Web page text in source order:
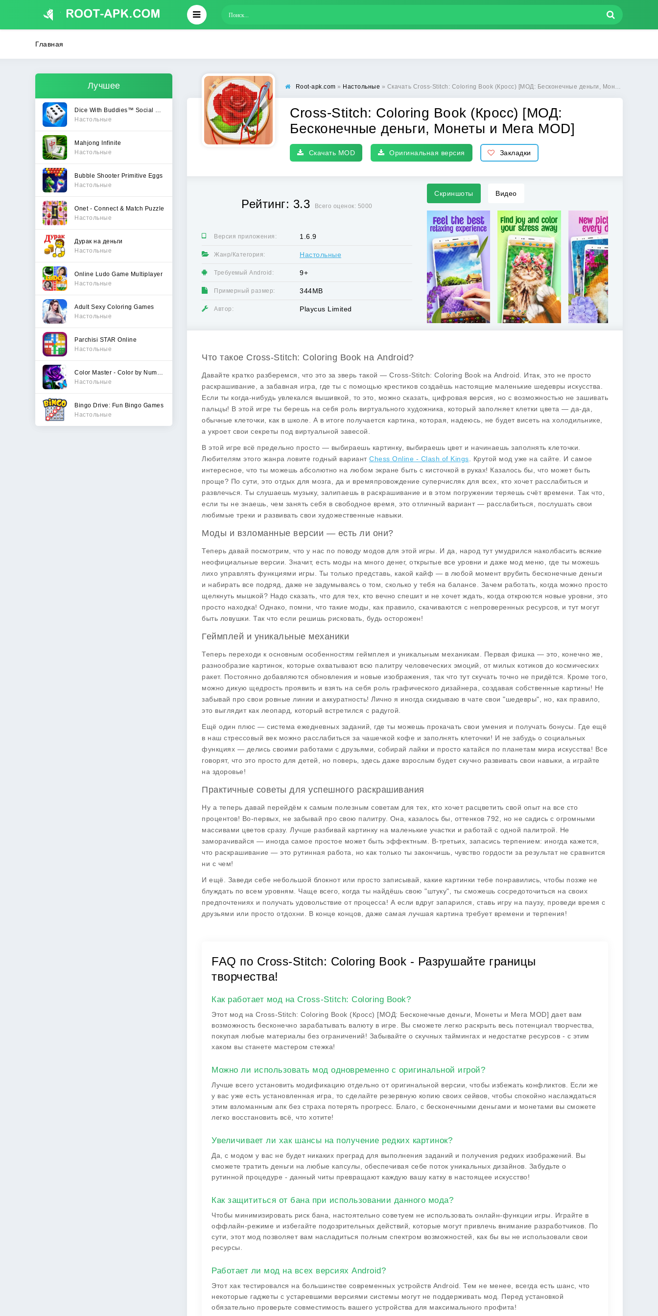
Главная
Лучшее
Настольные
Mahjong Infinite
Настольные
Bubble Shooter Primitive Eggs
Настольные
Onet - Connect & Match Puzzle
Настольные
Дурак на деньги
Настольные
Online Ludo Game Multiplayer
Настольные
Adult Sexy Coloring Games
Настольные
Parchisi STAR Online
Настольные
Настольные
Bingo Drive: Fun Bingo Games
Настольные
Root-apk.com » Настольные » Скачать Cross-Stitch: Coloring Book (Кросс) [МОД: Бесконечные деньги, Монеты и Мега MOD] | Взлом Cross-Stitch: Coloring Book на Андроид
Cross-Stitch: Coloring Book (Кросс) [МОД:
Бесконечные деньги, Монеты и Мега MOD]
Скачать MOD Оригинальная версия Закладки
Рейтинг: 3.3 Всего оценок: 5000
Версия приложения: 1.6.9
Жанр/Категория: Настольные
Требуемый Android: 9+
Примерный размер: 344MB
Автор: Playcus Limited
Скриншоты Видео
Что такое Cross-Stitch: Coloring Book на Android?
Давайте кратко разберемся, что это за зверь такой — Cross-Stitch: Coloring Book на Android. Итак, это не просто
раскрашивание, а забавная игра, где ты с помощью крестиков создаёшь настоящие маленькие шедевры искусства.
Если ты когда-нибудь увлекался вышивкой, то это, можно сказать, цифровая версия, но с возможностью не зашивать
пальцы! В этой игре ты берешь на себя роль виртуального художника, который заполняет клетки цвета — да-да,
обычные клеточки, как в школе. А в итоге получается картина, которая, надеюсь, не будет висеть на холодильнике,
а укроет свои секреты под виртуальной завесой.
В этой игре всё предельно просто — выбираешь картинку, выбираешь цвет и начинаешь заполнять клеточки.
Любителям этого жанра ловите годный вариант Chess Online - Clash of Kings . Крутой мод уже на сайте. И самое
интересное, что ты можешь абсолютно на любом экране быть с кисточкой в руках! Казалось бы, что может быть
проще? По сути, это отдых для мозга, да и времяпровождение суперчисляк для всех, кто хочет расслабиться и
развлечься. Ты слушаешь музыку, залипаешь в раскрашивание и в этом погружении теряешь счёт времени. Так что,
если ты не знаешь, чем занять себя в свободное время, это отличный вариант — расслабиться, послушать свои
любимые треки и развивать свои художественные навыки.
Моды и взломанные версии — есть ли они?
Теперь давай посмотрим, что у нас по поводу модов для этой игры. И да, народ тут умудрился наколбасить всякие
неофициальные версии. Значит, есть моды на много денег, открытые все уровни и даже мод меню, где ты можешь
лихо управлять функциями игры. Ты только представь, какой кайф — в любой момент врубить бесконечные деньги
и набирать все подряд, даже не задумываясь о том, сколько у тебя на балансе. Зачем работать, когда можно просто
щелкнуть мышкой? Надо сказать, что для тех, кто вечно спешит и не хочет ждать, когда откроются новые уровни, это
просто находка! Однако, помни, что такие моды, как правило, скачиваются с непроверенных ресурсов, и тут могут
быть ловушки. Так что если решишь рисковать, будь осторожен!
Геймплей и уникальные механики
Теперь переходи к основным особенностям геймплея и уникальным механикам. Первая фишка — это, конечно же,
разнообразие картинок, которые охватывают всю палитру человеческих эмоций, от милых котиков до космических
ракет. Постоянно добавляются обновления и новые изображения, так что тут скучать точно не придётся. Кроме того,
можно дикую щедрость проявить и взять на себя роль графического дизайнера, создавая собственные картины! Не
забывай про свои ровные линии и аккуратность! Лично я иногда скидываю в чате свои "шедевры", но, как правило,
это выглядит как леопард, который встретился с радугой.
Ещё один плюс — система ежедневных заданий, где ты можешь прокачать свои умения и получать бонусы. Где ещё
в наш стрессовый век можно расслабиться за чашечкой кофе и заполнять клеточки! И не забудь о социальных
функциях — делись своими работами с друзьями, собирай лайки и просто катайся по планетам мира искусства! Все
говорят, что это просто для детей, но поверь, здесь даже взрослым будет скучно развивать свои навыки, а играйте
на здоровье!
Практичные советы для успешного раскрашивания
Ну а теперь давай перейдём к самым полезным советам для тех, кто хочет расцветить свой опыт на все сто
процентов! Во-первых, не забывай про свою палитру. Она, казалось бы, оттенков 792, но не садись с огромными
массивами цветов сразу. Лучше разбивай картинку на маленькие участки и работай с одной палитрой. Не
заморачивайся — иногда самое простое может быть эффектным. В-третьих, запасись терпением: иногда кажется,
что раскрашивание — это рутинная работа, но как только ты закончишь, чувство гордости за результат не сравнится
ни с чем!
И ещё. Заведи себе небольшой блокнот или просто записывай, какие картинки тебе понравились, чтобы позже не
блуждать по всем уровням. Чаще всего, когда ты найдёшь свою "штуку", ты сможешь сосредоточиться на своих
предпочтениях и получать удовольствие от процесса! А если вдруг запарился, ставь игру на паузу, проведи время с
друзьями или просто отдохни. В конце концов, даже самая лучшая картина требует времени и терпения!
FAQ по Cross-Stitch: Coloring Book - Разрушайте границы
творчества!
Как работает мод на Cross-Stitch: Coloring Book?
Этот мод на Cross-Stitch: Coloring Book (Кросс) [МОД: Бесконечные деньги, Монеты и Мега MOD] дает вам
возможность бесконечно зарабатывать валюту в игре. Вы сможете легко раскрыть весь потенциал творчества,
покупая любые материалы без ограничений! Забывайте о скучных таймингах и недостатке ресурсов - с этим
хаком вы станете мастером стежка!
Можно ли использовать мод одновременно с оригинальной игрой?
Лучше всего установить модификацию отдельно от оригинальной версии, чтобы избежать конфликтов. Если же
у вас уже есть установленная игра, то сделайте резервную копию своих сейвов, чтобы спокойно наслаждаться
этим взломанным апк без страха потерять прогресс. Благо, с бесконечными деньгами и монетами вы сможете
легко восстановить всё, что хотите!
Увеличивает ли хак шансы на получение редких картинок?
Да, с модом у вас не будет никаких преград для выполнения заданий и получения редких изображений. Вы
сможете тратить деньги на любые капсулы, обеспечивая себе поток уникальных дизайнов. Забудьте о
рутинной процедуре - данный читы превращают каждую вашу катку в настоящее искусство!
Как защититься от бана при использовании данного мода?
Чтобы минимизировать риск бана, настоятельно советуем не использовать онлайн-функции игры. Играйте в
оффлайн-режиме и избегайте подозрительных действий, которые могут привлечь внимание разработчиков. По
сути, этот мод позволяет вам насладиться полным спектром возможностей, как бы вы не использовали свои
ресурсы.
Работает ли мод на всех версиях Android?
Этот хак тестировался на большинстве современных устройств Android. Тем не менее, всегда есть шанс, что
некоторые гаджеты с устаревшими версиями системы могут не поддерживать мод. Перед установкой
обязательно проверьте совместимость вашего устройства для максимального профита!